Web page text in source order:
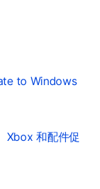
to Windows
Xbox 和配件促